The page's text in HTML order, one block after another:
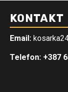
KONTAKT
Email:
Telefon: +387